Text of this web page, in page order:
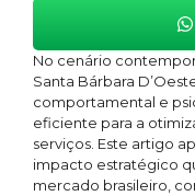
No cenário
Santa Bárbara
comportamental e
eficiente para a
serviços. Este artigo
impacto estratégico
mercado brasileiro,